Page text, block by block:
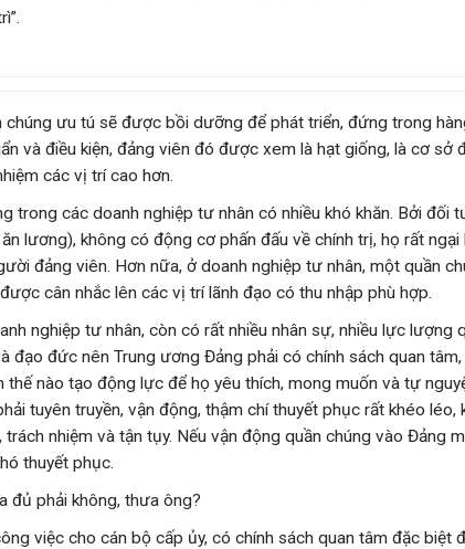
ưu tú sẽ được bồi dưỡng để phát triển, đứng trong
và điều kiện, đảng viên đó được xem là hạt giống, là cơ sở
các vị trí cao hơn.
trong các doanh nghiệp tư nhân có nhiều khó khăn. Bởi đối
lương), không có động cơ phấn đấu về chính trị, họ rất ngại
đảng viên. Hơn nữa, ở doanh nghiệp tư nhân, một quần
cân nhắc lên các vị trí lãnh đạo có thu nhập phù hợp.
nghiệp tư nhân, còn có rất nhiều nhân sự, nhiều lực lượng
đạo đức nên Trung ương Đảng phải có chính sách quan
nào tạo động lực để họ yêu thích, mong muốn và tự
tuyên truyền, vận động, thậm chí thuyết phục rất khéo léo,
nhiệm và tận tụy. Nếu vận động quần chúng vào Đảng
thuyết phục.
đủ phải không, thưa ông?
việc cho cán bộ cấp ủy, có chính sách quan tâm đặc biệt